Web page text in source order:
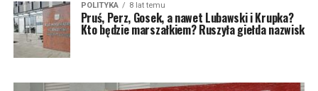
POLITYKA 8 lat temu
Pruś, Perz, Gosek, a nawet Lubawski i Krupka?
Kto będzie marszałkiem? Ruszyła giełda nazwisk